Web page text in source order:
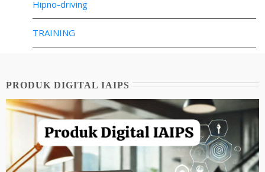
Hipno-driving
TRAINING
PRODUK DIGITAL IAIPS